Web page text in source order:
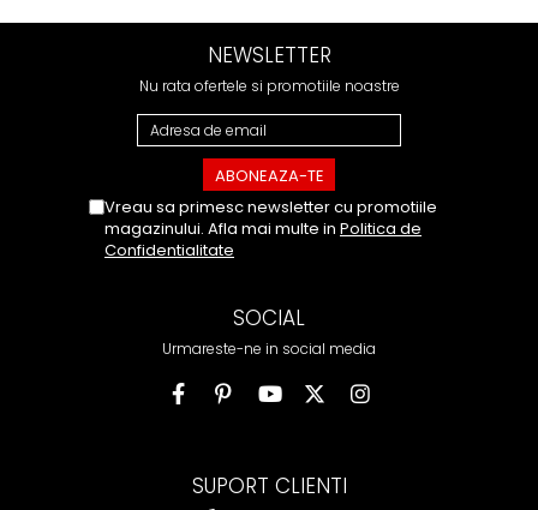
NEWSLETTER
Nu rata ofertele si promotiile noastre
Vreau sa primesc newsletter cu promotiile
magazinului. Afla mai multe in Politica de
Confidentialitate
SOCIAL
Urmareste-ne in social media
SUPORT CLIENTI